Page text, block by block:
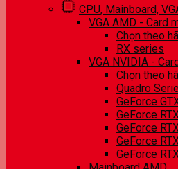
CPU, Mainboard,
VGA AMD - Card
Chọn theo
RX series
VGA NVIDIA -
Chọn theo
Quadro
GeForce
GeForce
GeForce
GeForce
GeForce